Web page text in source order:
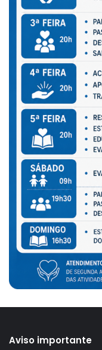
Aviso importante